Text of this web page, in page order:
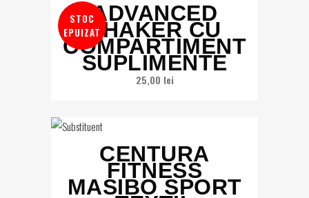
STOC
EPUIZAT
ADVANCED
SHAKER CU
COMPARTIMENT
SUPLIMENTE
25,00 lei
CENTURA
FITNESS
MASIBO SPORT